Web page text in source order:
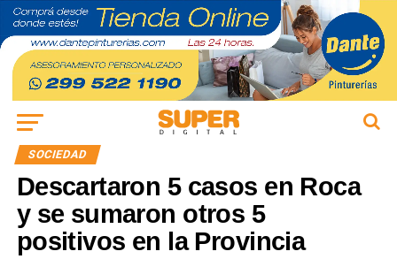
SOCIEDAD
Descartaron 5 casos en Roca
y se sumaron otros 5
positivos en la Provincia